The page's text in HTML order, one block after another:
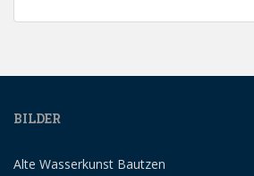
BILDER
Alte Wasserkunst Bautzen